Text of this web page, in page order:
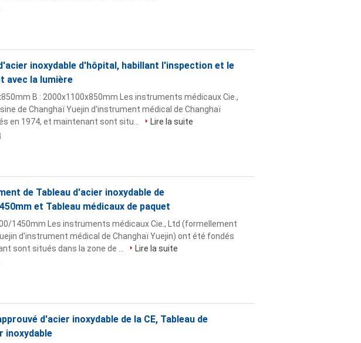
inoxydable d'hôpital, habillant l'inspection et le
avec la lumière
B : 2000x1100x850mm Les instruments médicaux Cie.,
de Changhaï Yuejin d'instrument médical de Changhaï
en 1974, et maintenant sont situ...
Lire la suite
de Tableau d'acier inoxydable de
et Tableau médicaux de paquet
1450mm Les instruments médicaux Cie., Ltd (formellement
d'instrument médical de Changhaï Yuejin) ont été fondés
sont situés dans la zone de ...
Lire la suite
d'acier inoxydable de la CE, Tableau de
inoxydable